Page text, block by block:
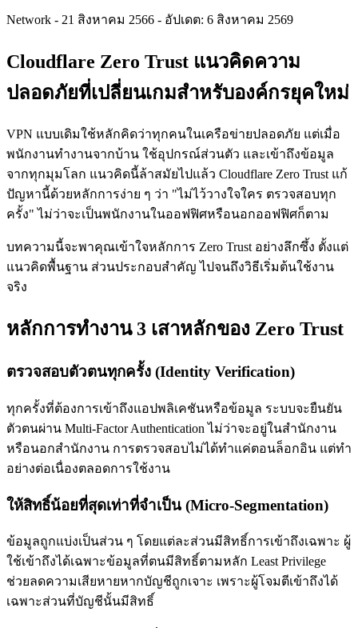
Network - 21 สิงหาคม 2566 - อัปเดต: 6 สิงหาคม 2569
Cloudflare Zero Trust แนวคิดความ
ปลอดภัยที่เปลี่ยนเกมสำหรับองค์กรยุคใหม่
VPN แบบเดิมใช้หลักคิดว่าทุกคนในเครือข่ายปลอดภัย แต่เมื่อ
พนักงานทำงานจากบ้าน ใช้อุปกรณ์ส่วนตัว และเข้าถึงข้อมูล
จากทุกมุมโลก แนวคิดนี้ล้าสมัยไปแล้ว Cloudflare Zero Trust แก้
ปัญหานี้ด้วยหลักการง่าย ๆ ว่า "ไม่ไว้วางใจใคร ตรวจสอบทุก
ครั้ง" ไม่ว่าจะเป็นพนักงานในออฟฟิศหรือนอกออฟฟิศก็ตาม
บทความนี้จะพาคุณเข้าใจหลักการ Zero Trust อย่างลึกซึ้ง ตั้งแต่
แนวคิดพื้นฐาน ส่วนประกอบสำคัญ ไปจนถึงวิธีเริ่มต้นใช้งาน
จริง
หลักการทำงาน 3 เสาหลักของ Zero Trust
ตรวจสอบตัวตนทุกครั้ง (Identity Verification)
ทุกครั้งที่ต้องการเข้าถึงแอปพลิเคชันหรือข้อมูล ระบบจะยืนยัน
ตัวตนผ่าน Multi-Factor Authentication ไม่ว่าจะอยู่ในสำนักงาน
หรือนอกสำนักงาน การตรวจสอบไม่ได้ทำแค่ตอนล็อกอิน แต่ทำ
อย่างต่อเนื่องตลอดการใช้งาน
ให้สิทธิ์น้อยที่สุดเท่าที่จำเป็น (Micro-Segmentation)
ข้อมูลถูกแบ่งเป็นส่วน ๆ โดยแต่ละส่วนมีสิทธิ์การเข้าถึงเฉพาะ ผู้
ใช้เข้าถึงได้เฉพาะข้อมูลที่ตนมีสิทธิ์ตามหลัก Least Privilege
ช่วยลดความเสียหายหากบัญชีถูกเจาะ เพราะผู้โจมตีเข้าถึงได้
เฉพาะส่วนที่บัญชีนั้นมีสิทธิ์